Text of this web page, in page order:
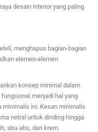
desain interior yang paling
menghapus bagian-bagian
elemen-elemen
konsep minimal dalam
menjadi hal yang
minimalis ini. Kesan minimalis
netral untuk dinding hingga
abu-abu, dan krem.